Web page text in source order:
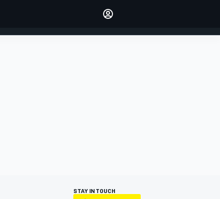
ACCEDI
STAY IN TOUCH